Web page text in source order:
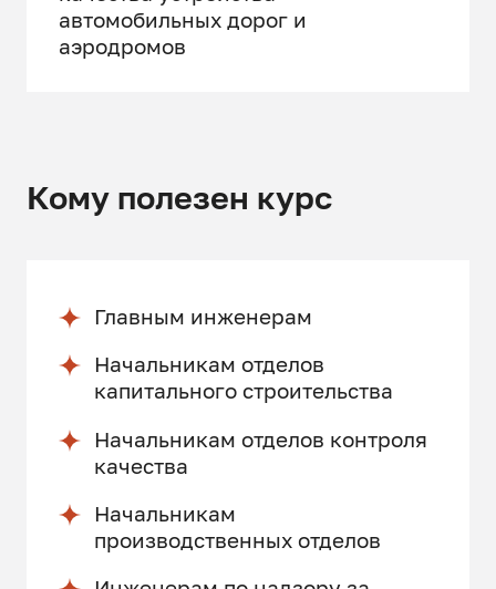
автомобильных дорог и
аэродромов
Кому полезен курс
Главным инженерам
Начальникам отделов
капитального строительства
Начальникам отделов контроля
качества
Начальникам
производственных отделов